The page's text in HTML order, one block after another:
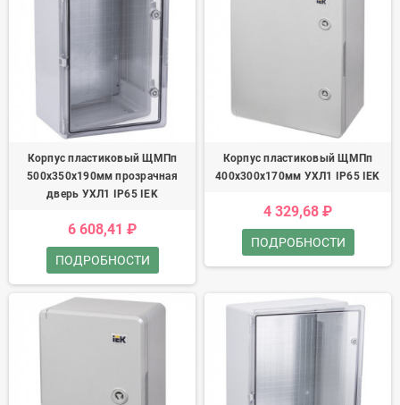
Корпус пластиковый ЩМПп
500х350х190мм прозрачная
дверь УХЛ1 IP65 IEK
6 608,41 ₽
ПОДРОБНОСТИ
Корпус пластиковый ЩМПп
400х300х170мм УХЛ1 IP65 IEK
4 329,68 ₽
ПОДРОБНОСТИ